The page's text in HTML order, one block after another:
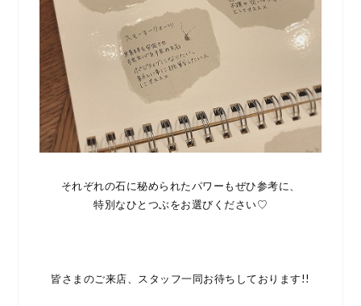
それぞれの石に秘められたパワーもぜひ参考に、
特別なひとつぶをお選びください♡
皆さまのご来店、スタッフ一同お待ちしております!!